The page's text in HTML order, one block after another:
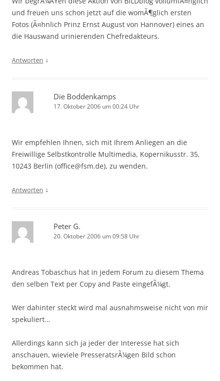
und freuen uns schon jetzt auf die womÃ¶glich ersten
Fotos (Ã¤hnlich Prinz Ernst August von Hannover) eines an
die Hauswand urinierenden Chefredakteurs.
Antworten ↓
Die Boddenkamps
17. Oktober 2006 um 00:24 Uhr
Wir empfehlen Ihnen, sich mit Ihrem Anliegen an die
Freiwillige Selbstkontrolle Multimedia, Kopernikusstr. 35,
10243 Berlin (office@fsm.de), zu wenden.
Antworten ↓
Peter G.
20. Oktober 2006 um 09:58 Uhr
Andreas Tobaschus hat in jedem Forum zu diesem Thema
den selben Text per Copy and Paste eingefÃ¼gt.
Wer dahinter steckt wird mal ausnahmsweise nicht von mir
spekuliert…
Allerdings kann sich ja jeder der Interesse hat sich
anschauen, wieviele PresseratsrÃ¼gen Bild schon
bekommen hat.